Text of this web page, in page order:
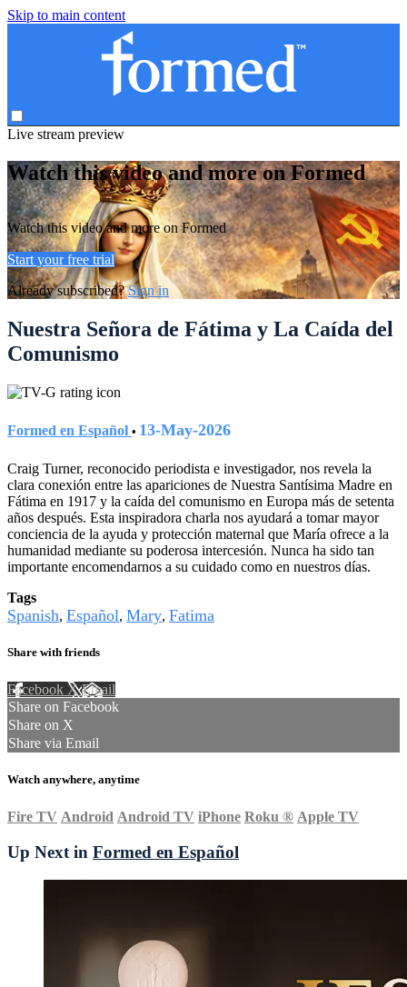
Skip to main content
Live stream preview
Watch this video and more on Formed
Watch this video and more on Formed
Start your free trial
Already subscribed?Sign in
Nuestra Señora de Fátima y La Caída del
Comunismo
Formed en Español • 13-May-2026
Craig Turner, reconocido periodista e investigador, nos revela la
clara conexión entre las apariciones de Nuestra Santísima Madre en
Fátima en 1917 y la caída del comunismo en Europa más de setenta
años después. Esta inspiradora charla nos ayudará a tomar mayor
conciencia de la ayuda y protección maternal que María ofrece a la
humanidad mediante su poderosa intercesión. Nunca ha sido tan
importante encomendarnos a su cuidado como en nuestros días.
Tags
Spanish, Español, Mary, Fatima
Share with friends
Facebook XEmail
Share on Facebook
Share on X
Share via Email
Watch anywhere, anytime
Fire TV Android Android TV iPhone Roku ® Apple TV
Up Next in Formed en Español